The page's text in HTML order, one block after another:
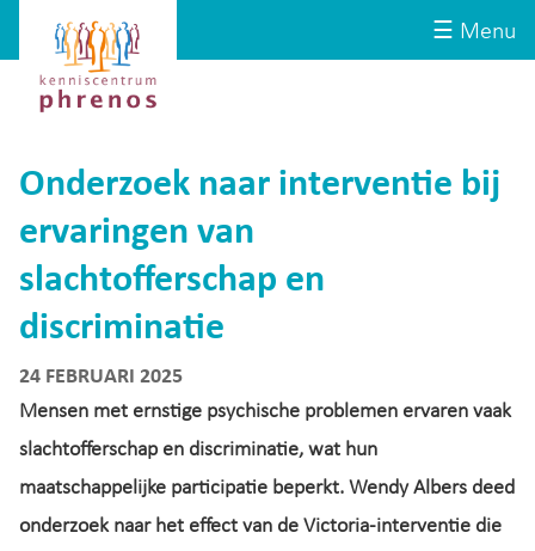
☰ Menu
Kenniscentrum
Phrenos
website
Onderzoek naar interventie bij
ervaringen van
slachtofferschap en
discriminatie
24 FEBRUARI 2025
Mensen met ernstige psychische problemen ervaren vaak
slachtofferschap en discriminatie, wat hun
maatschappelijke participatie beperkt. Wendy Albers deed
onderzoek naar het effect van de Victoria-interventie die